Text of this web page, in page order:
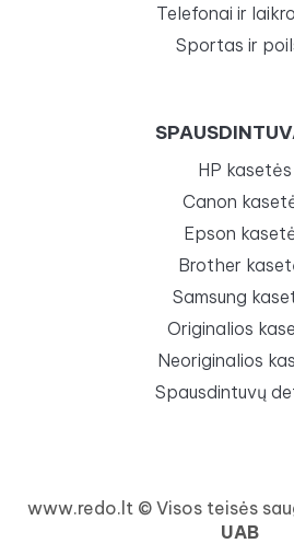
Telefonai ir
Sportas ir
HP kasetės
Canon
Epson
Brother
Samsung
Originalios
Neoriginalios
Spausdintuvų
www.redo.lt © Visos teisės
UAB